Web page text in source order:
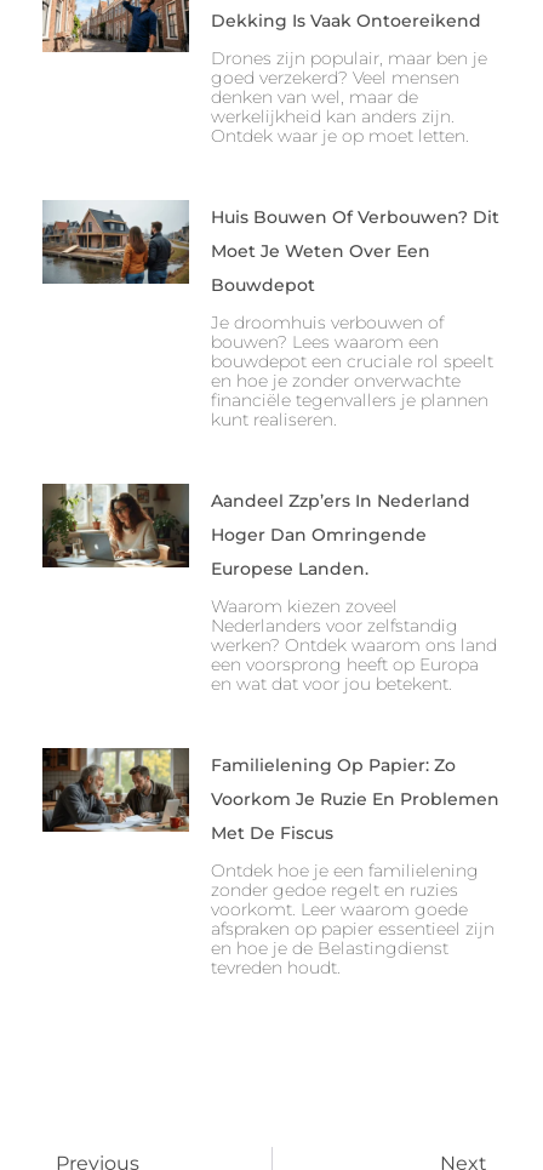
Dekking Is Vaak Ontoereikend
Drones zijn populair, maar ben je
goed verzekerd? Veel mensen
denken van wel, maar de
werkelijkheid kan anders zijn.
Ontdek waar je op moet letten.
Huis Bouwen Of Verbouwen? Dit
Moet Je Weten Over Een
Bouwdepot
Je droomhuis verbouwen of
bouwen? Lees waarom een
bouwdepot een cruciale rol speelt
en hoe je zonder onverwachte
financiële tegenvallers je plannen
kunt realiseren.
Aandeel Zzp’ers In Nederland
Hoger Dan Omringende
Europese Landen.
Waarom kiezen zoveel
Nederlanders voor zelfstandig
werken? Ontdek waarom ons land
een voorsprong heeft op Europa
en wat dat voor jou betekent.
Familielening Op Papier: Zo
Voorkom Je Ruzie En Problemen
Met De Fiscus
Ontdek hoe je een familielening
zonder gedoe regelt en ruzies
voorkomt. Leer waarom goede
afspraken op papier essentieel zijn
en hoe je de Belastingdienst
tevreden houdt.
Previous Next